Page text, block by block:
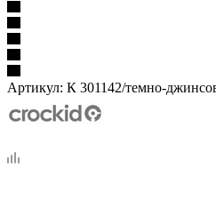
Артикул: К 301142/темно-